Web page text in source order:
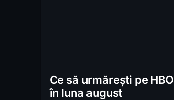
Ce să urmărești pe
în luna august